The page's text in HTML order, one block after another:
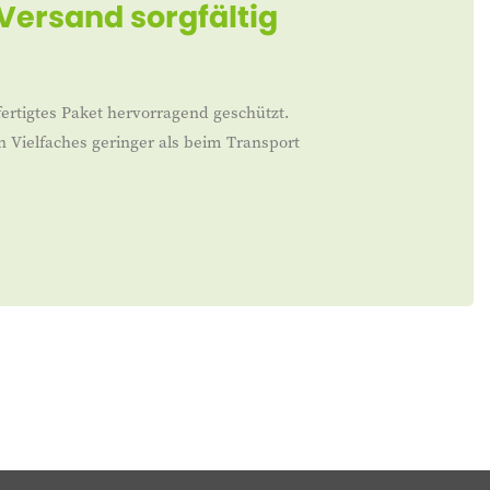
sorgfältig
Paket hervorragend geschützt.
Vielfaches geringer als beim Transport